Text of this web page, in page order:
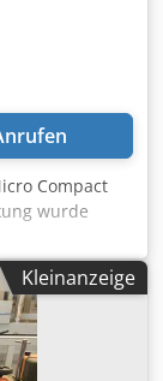
Compact
wurde
32-5/S1,6
NT
Kleinanzeige